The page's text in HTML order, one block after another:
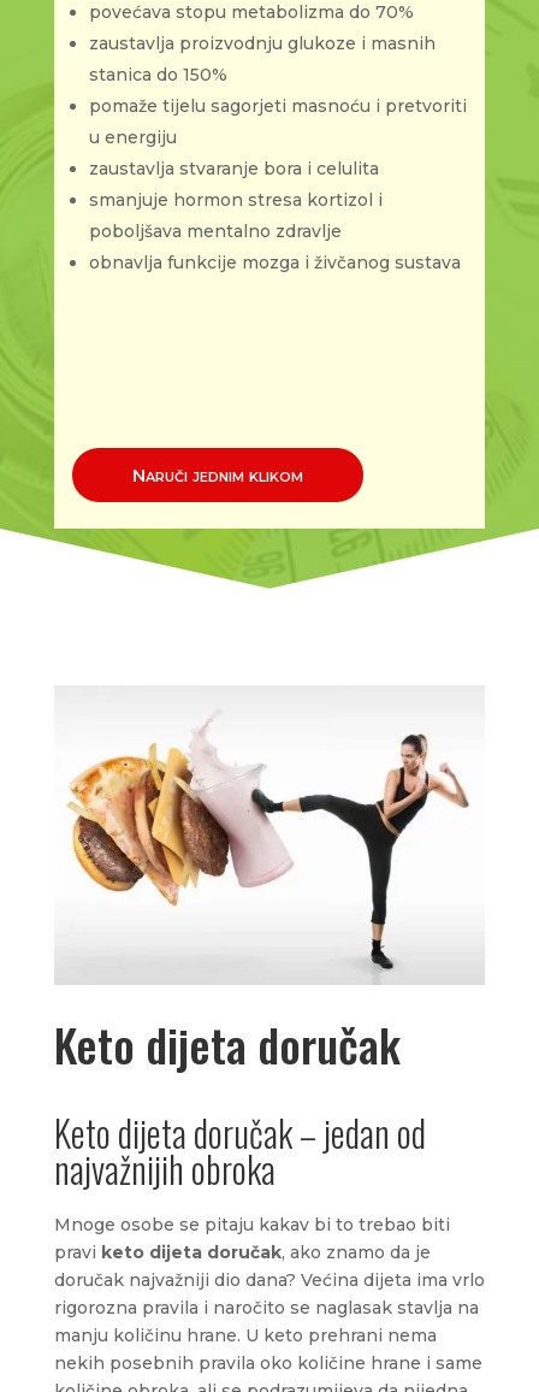
povećava stopu metabolizma do 70%
zaustavlja proizvodnju glukoze i masnih
stanica do 150%
pomaže tijelu sagorjeti masnoću i pretvoriti
u energiju
zaustavlja stvaranje bora i celulita
smanjuje hormon stresa kortizol i
poboljšava mentalno zdravlje
obnavlja funkcije mozga i živčanog sustava
Naruči jednim klikom
Keto dijeta doručak
Keto dijeta doručak – jedan od
najvažnijih obroka
Mnoge osobe se pitaju kakav bi to trebao biti
pravi keto dijeta doručak, ako znamo da je
doručak najvažniji dio dana? Većina dijeta ima vrlo
rigorozna pravila i naročito se naglasak stavlja na
manju količinu hrane. U keto prehrani nema
nekih posebnih pravila oko količine hrane i same